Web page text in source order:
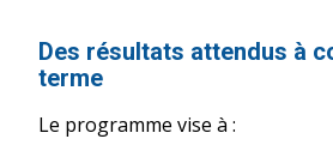
Des résultats attendus à
terme
Le programme vise à :